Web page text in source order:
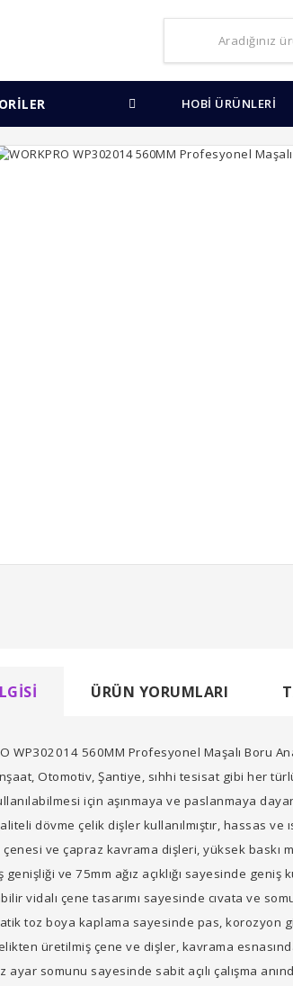
HOBİ ÜRÜNLERİ
ÜRÜN YORUMLARI
WP302014 560MM Profesyonel Maşalı Boru
Otomotiv, Şantiye, sıhhi tesisat gibi her
için aşınmaya ve paslanmaya
dövme çelik dişler kullanılmıştır, hassas
çenesi ve çapraz kavrama dişleri, yüksek baskı
genişliği ve 75mm ağız açıklığı sayesinde geniş
vidalı çene tasarımı sayesinde cıvata ve
toz boya kaplama sayesinde pas, korozyon
üretilmiş çene ve dişler, kavrama
ayar somunu sayesinde sabit açılı çalışma